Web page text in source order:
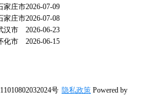
家庄市2026-07-09
家庄市2026-07-08
汉市
2026-06-23
化市
2026-06-15
号 隐私政策 Powered by